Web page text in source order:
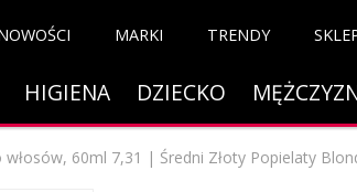
MARKI TRENDY
HIGIENA DZIECKO
60ml 7,31 | Średni Złoty Popielaty